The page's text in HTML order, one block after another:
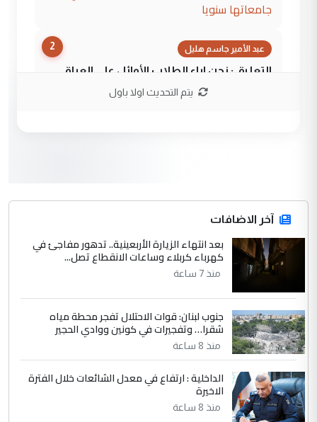
جامعاتها سنويا
2 عبد الأمير جاسم هليل
التعليق : نحن اباء الطلاب الأوائل على العراق
نتشرف بلقاء السيد احمد الصافي في العتبات
التعليق : قرار مستعجل جدا ولامصلحة فيه
للوزاره ولا للمواطن القرار الصائب يكون بعد
الاستماع للمدير ومغرفة ...
الموضوع :
وزير الصحة يعفي مدير مستشفى الكرخ
العام في بغداد
4 سردار
التعليق : واحد من عصابة علي ماما يسقط
جنسية الرافد الثالث للعراق ومن اصول عريقة
ابا فرات ...
الموضوع :
الجواهري يرد على صدام حسين سل
مضجعيك يابن الزنا (نص كامل)
يتم التحديث اولا باول
آخر الاضافات
بعد انتهاء الزيارة الأربعينية.. تدهور مفاجئ في
كهرباء كربلاء وساعات الانقطاع تصل...
منذ 7 ساعة
جنوب لبنان: قوات الاحتلال تفجر محطة مياه
شقرا… وتفجيرات في كونين ووادي الحجير
منذ 8 ساعة
الداخلية : ارتفاع في معدل الشائعات خلال الفترة
الاخيرة
منذ 8 ساعة